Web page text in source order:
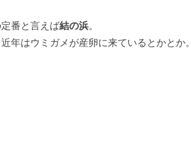
番と言えば結の浜。
年はウミガメが産卵に来ているとかとか。